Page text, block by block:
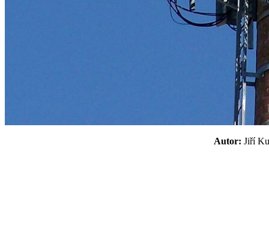
Autor: Jiří